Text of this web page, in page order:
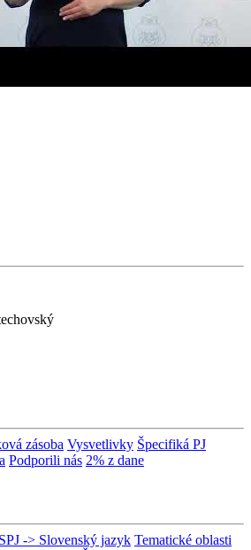
zásoba Vysvetlivky Špecifiká PJ
Podporili nás 2% z dane
SPJ -> Slovenský jazyk Tematické oblasti